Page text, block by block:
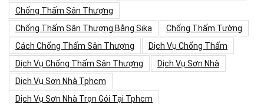
Chống Thấm Sân Thượng
Chống Thấm Sân Thượng Bằng Sika
Chống Thấm Tường
Cách Chống Thấm Sân Thượng
Dịch Vụ Chống Thấm
Dịch Vụ Chống Thấm Sân Thượng
Dịch Vụ Sơn Nhà
Dịch Vụ Sơn Nhà Tphcm
Dịch Vụ Sơn Nhà Trọn Gói Tại Tphcm